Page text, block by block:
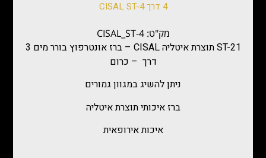
4 דרך CISAL ST-4
מק"ט: CISAL_ST-4
ST-21 תוצרת איטליה CISAL – ברז אונטרפוץ בורר מים 3
דרך – כרום
ניתן להשיג במגוון גמורים
ברז איכותי תוצרת איטליה
איכות אירופאית